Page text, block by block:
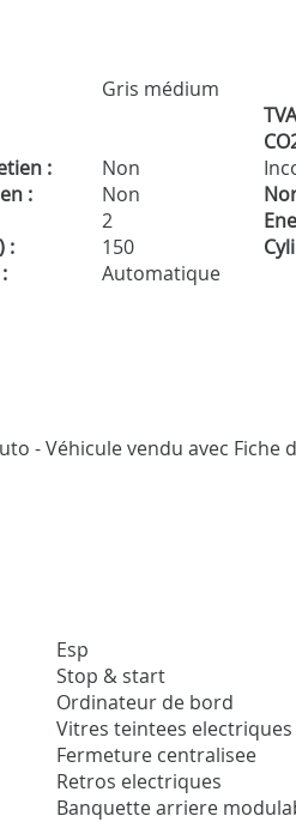
Gris médium
: Non
: Non
2
: 150
Automatique
- Véhicule vendu avec
Esp
Stop & start
Ordinateur de bord
Vitres teintees electriques
Fermeture centralisee
Retros electriques
Banquette arriere